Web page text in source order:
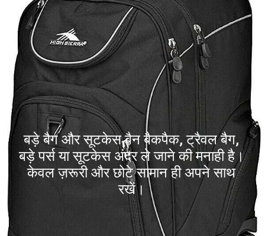
बड़े बैग और सूटकेस बैन बैकपैक, ट्रैवल बैग,
बड़े पर्स या सूटकेस अंदर ले जाने की मनाही है।
केवल ज़रूरी और छोटे सामान ही अपने साथ
रखें।